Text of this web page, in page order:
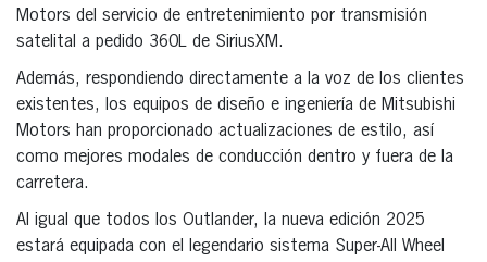
Motors del servicio de entretenimiento por transmisión
satelital a pedido 360L de SiriusXM.
Además, respondiendo directamente a la voz de los clientes
existentes, los equipos de diseño e ingeniería de Mitsubishi
Motors han proporcionado actualizaciones de estilo, así
como mejores modales de conducción dentro y fuera de la
carretera.
Al igual que todos los Outlander, la nueva edición 2025
estará equipada con el legendario sistema Super-All Wheel